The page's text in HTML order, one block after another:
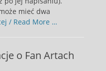
mieć dwa
/ Read More …
o Fan Artach